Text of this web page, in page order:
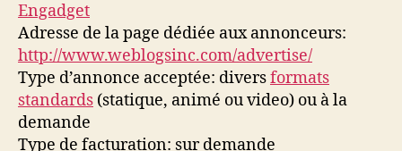
Engadget
Adresse de la page dédiée aux annonceurs:
http://www.weblogsinc.com/advertise/
Type d’annonce acceptée: diversformats
standards (statique, animé ou video) ou à la
demande
Type de facturation: sur demande